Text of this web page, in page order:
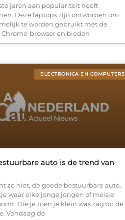
jaren aan populariteit heeft
Deze laptops zijn ontworpen om
te worden gebruikt met de
Chrome-browser en bieden
ELECTRONICA EN COMPUTERS
auto is de trend van
ze niet, de goede bestuurbare auto.
waar elke jonge jongen of meisje
Die je toen je klein was zag op de
Vandaag de